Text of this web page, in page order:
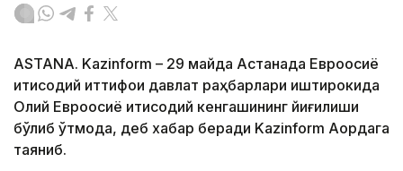
ASTANA. Kazinform – 29 майда Астанада Евроосиё
иқтисодий иттифоқи давлат раҳбарлари иштирокида
Олий Евроосиё иқтисодий кенгашининг йиғилиши
бўлиб ўтмоқда, деб хабар беради Kazinform Ақордага
таяниб.